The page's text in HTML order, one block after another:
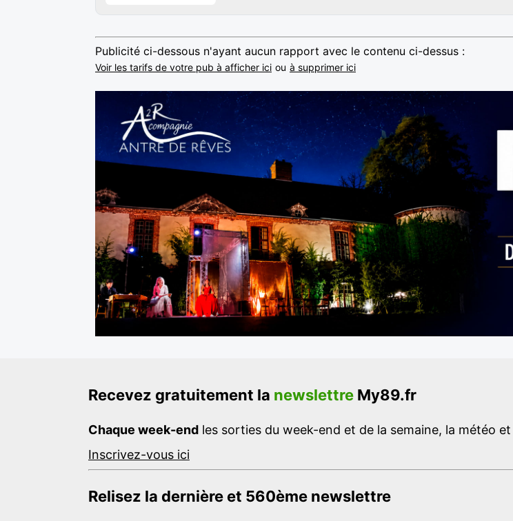
Publicité ci-dessous n'ayant aucun rapport avec le contenu ci-dessus :
Voir les tarifs de votre pub à afficher ici ou à supprimer ici
Recevez gratuitement la newslettre My89.fr
Chaque week-end les sorties du week-end et de la semaine, la météo
Inscrivez-vous ici
Relisez la dernière et 560ème newslettre